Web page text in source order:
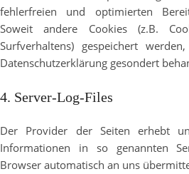
fehlerfreien und optimierten
Soweit andere Cookies (z.B.
Surfverhaltens) gespeichert
Datenschutzerklärung gesondert
4. Server-Log-Files
Der Provider der Seiten erhebt
Informationen in so genannten
Browser automatisch an uns